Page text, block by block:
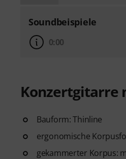
Soundbeispiele
0:00
Konzertgitarre
Bauform: Thinline
ergonomische
gekammerter Korpus: